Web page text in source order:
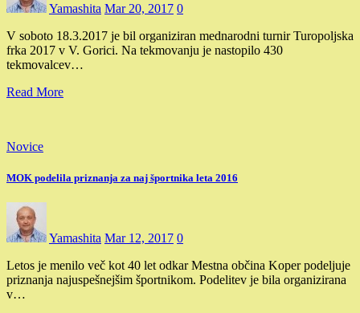
Yamashita Mar 20, 2017 0
V soboto 18.3.2017 je bil organiziran mednarodni turnir Turopoljska
frka 2017 v V. Gorici. Na tekmovanju je nastopilo 430
tekmovalcev…
Read More
Novice
MOK podelila priznanja za naj športnika leta 2016
Yamashita Mar 12, 2017 0
Letos je menilo več kot 40 let odkar Mestna občina Koper podeljuje
priznanja najuspešnejšim športnikom. Podelitev je bila organizirana
v…